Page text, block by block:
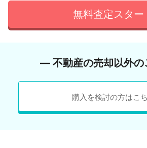
無料査定スター
― 不動産の売却以外
購入を検討の方はこ